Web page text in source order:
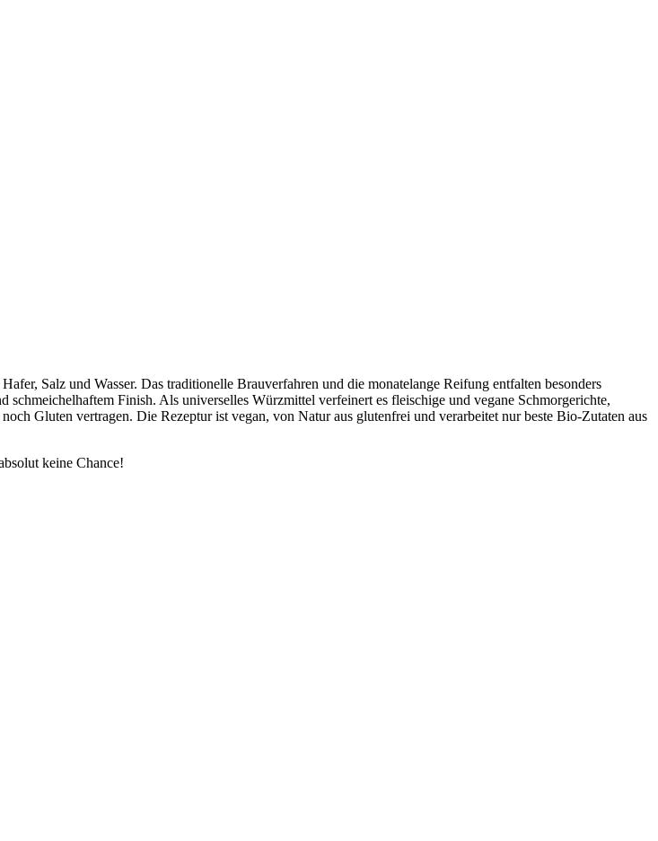
Salz und Wasser. Das traditionelle Brauverfahren und die monatelange Reifung entfalten besonders
Finish. Als universelles Würzmittel verfeinert es fleischige und vegane Schmorgerichte,
Gluten vertragen. Die Rezeptur ist vegan, von Natur aus glutenfrei und verarbeitet nur beste Bio-Zutaten aus
keine Chance!